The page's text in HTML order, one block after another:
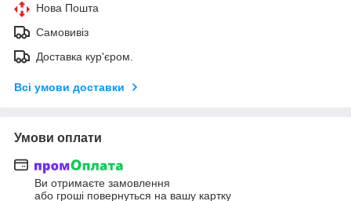
Нова Пошта
Самовивіз
Доставка кур'єром.
Всі умови доставки
Умови оплати
Ви отримаєте замовлення
або гроші повернуться на вашу картку